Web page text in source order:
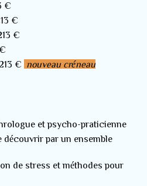
€
€
€
€
nouveau créneau
et psycho-praticienne
découvrir par un ensemble
de stress et méthodes pour